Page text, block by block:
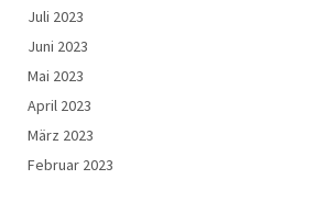
Juli 2023
Juni 2023
Mai 2023
April 2023
März 2023
Februar 2023